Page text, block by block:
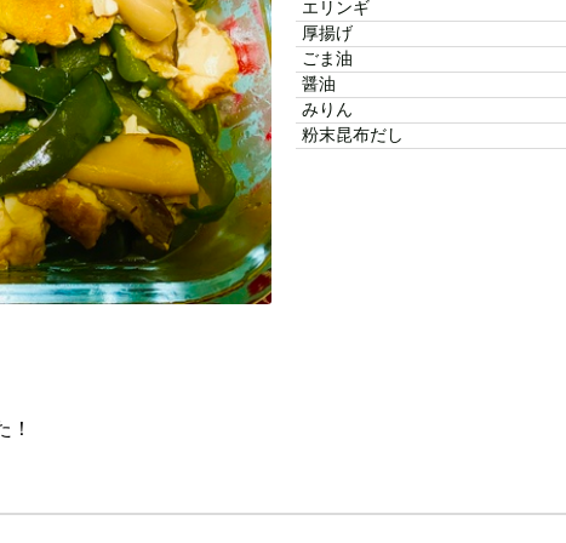
！
エリンギ
厚揚げ
ごま油
醤油
みりん
粉末昆布だし